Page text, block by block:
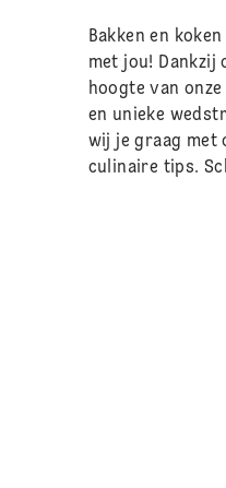
Bakken en
met jou! Dankzij
hoogte van
en unieke
wij je graag met
culinaire tips.